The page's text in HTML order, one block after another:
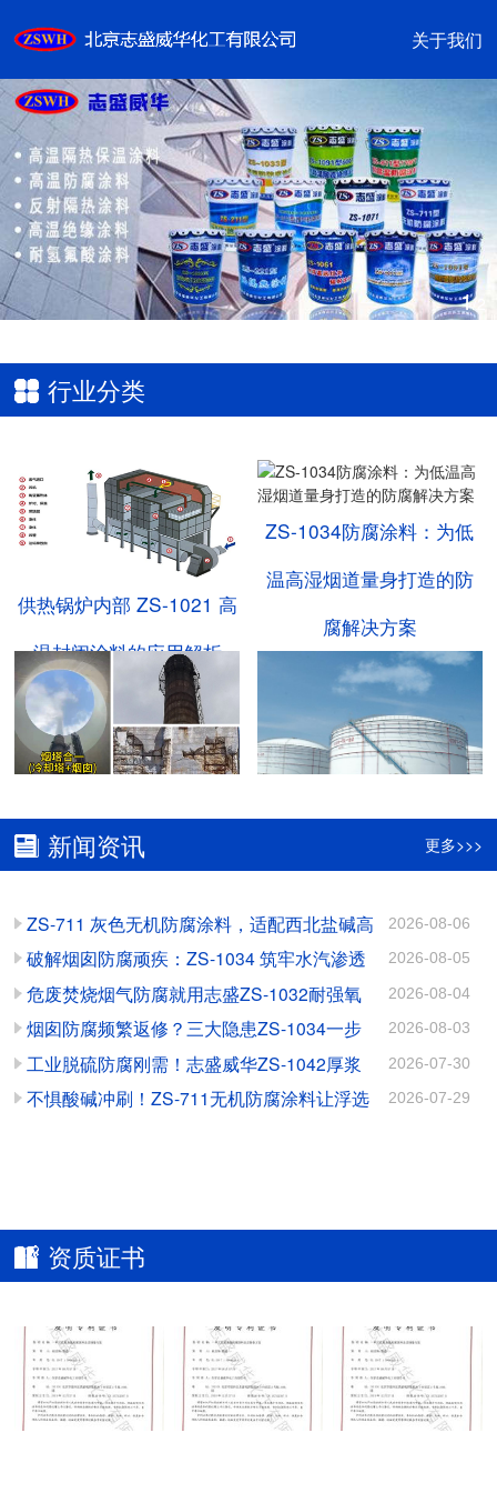
关于我们
1/2
行业分类
供热锅炉内部 ZS-1021 高
温封闭涂料的应用解析
ZS-1034防腐涂料：为低
温高湿烟道量身打造的防
腐解决方案
志盛防腐：破解“烟塔合
一”腐蚀难题的关键方案
甲醇储罐内部腐蚀无解
吗？不，你说了不算！
ZS-1034耐酸碱防腐涂
料：守护电厂翅片换热管
的高效秘诀
陶瓷耐磨涂料：多工况防
磨蚀的高效解决方案
新闻资讯 更多>>>
ZS-711 灰色无机防腐涂料，适配西北盐碱高
氯工况长效防护
2026-08-06
破解烟囱防腐顽疾：ZS-1034 筑牢水汽渗透
防护屏障
2026-08-05
危废焚烧烟气防腐就用志盛ZS-1032耐强氧
化涂料
2026-08-04
烟囱防腐频繁返修？三大隐患ZS-1034一步
根治
2026-08-03
工业脱硫防腐刚需！志盛威华ZS-1042厚浆
高硬耐磨防腐涂料
2026-07-30
不惧酸碱冲刷！ZS-711无机防腐涂料让浮选
2026-07-29
资质证书